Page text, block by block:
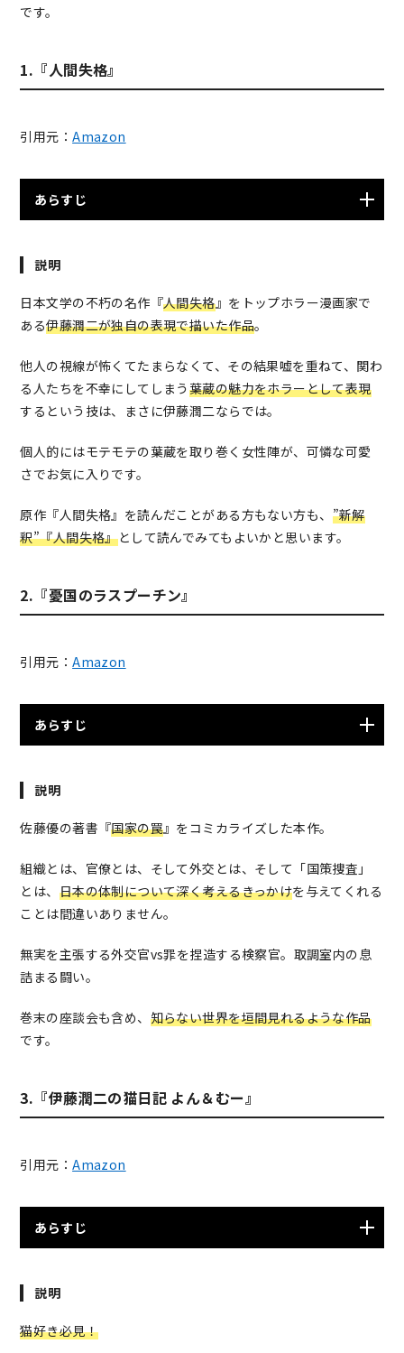
です。
1.『人間失格』
引用元：Amazon
あらすじ
理解できない。なのに、隣人の目が気になって仕方な
化だった。上京した葉蔵は堀木に誘われ、非合法活動に
参加する。 活動に疲れた葉蔵はある女給と出会うが……
説明
日本文学の不朽の名作『人間失格』をトップホラー漫画家で
ある伊藤潤二が独自の表現で描いた作品。
他人の視線が怖くてたまらなくて、その結果嘘を重ねて、関わ
る人たちを不幸にしてしまう葉蔵の魅力をホラーとして表現
するという技は、まさに伊藤潤二ならでは。
個人的にはモテモテの葉蔵を取り巻く女性陣が、可憐な可愛
さでお気に入りです。
原作『人間失格』を読んだことがある方もない方も、 ”新解
釈”『人間失格』として読んでみてもよいかと思います。
2.『憂国のラスプーチン』
引用元：Amazon
あらすじ
衛”が、北方領土返還に尽力しながらも”国策捜査”の名の
んだ西側の“スパイ”としての活躍と、日本の取調室で繰
り広げられる東京地検特捜部エリート検事との壮絶な闘
いを描く。
説明
佐藤優の著書『国家の罠』をコミカライズした本作。
組織とは、官僚とは、そして外交とは、そして「国策捜査」
とは、 日本の体制について深く考えるきっかけを与えてくれる
ことは間違いありません。
無実を主張する外交官vs罪を捏造する検察官。取調室内の息
詰まる闘い。
巻末の座談会も含め、 知らない世界を垣間見れるような作品
です。
3.『伊藤潤二の猫日記 よん＆むー』
引用元：Amazon
あらすじ
で2匹の猫を飼うことになる。購入したばかりの新居で猫
づいた作品。
説明
猫好き必見！